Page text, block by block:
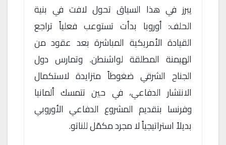
يبرز في هذا السياق تحول لافت في بنية
الحلف: أوروبا بدأت تستوعب فعلياً تراجع
القيادة الأمريكية المباشرة بعد عقود من
الهيمنة المطلقة لواشنطن. وتمارس دول
الجناح الشرقي ضغوطاً متزايدة لاستكمال
الانتشار الدفاعي، في حين تتمسك ألمانيا
وفرنسا بتقديم المشروع الدفاعي الأوروبي
بديلاً استراتيجياً لا مجرد مكمّل للناتو.